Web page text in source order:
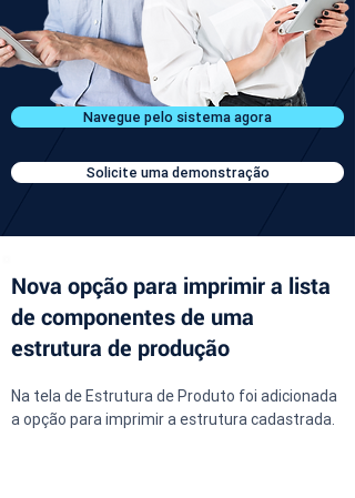
Navegue pelo sistema agora
Solicite uma demonstração
Nova opção para imprimir a lista
de componentes de uma
estrutura de produção
Na tela de Estrutura de Produto foi adicionada
a opção para imprimir a estrutura cadastrada.